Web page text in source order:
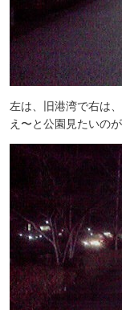
左は、旧港湾で右は
え〜と公園見たいの